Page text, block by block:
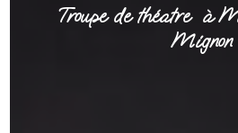
Troupe de théatre à
Mignon